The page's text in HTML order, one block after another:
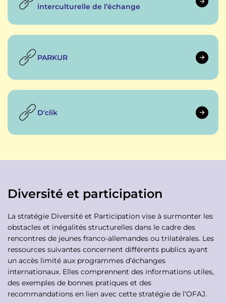
interculturelle de l’échange
PARKUR
D'clik
Diversité et participation
La stratégie Diversité et Participation vise à surmonter les
obstacles et inégalités structurelles dans le cadre des
rencontres de jeunes franco-allemandes ou trilatérales. Les
ressources suivantes concernent différents publics ayant
un accès limité aux programmes d’échanges
internationaux. Elles comprennent des informations utiles,
des exemples de bonnes pratiques et des
recommandations en lien avec cette stratégie de l’OFAJ.